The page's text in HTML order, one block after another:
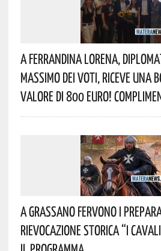
A Ferrandina Lorena,
Massimo Dei Voti, Riceve Una
Valore Di 800 Euro!
A Grassano Fervono I
Rievocazione Storica “I